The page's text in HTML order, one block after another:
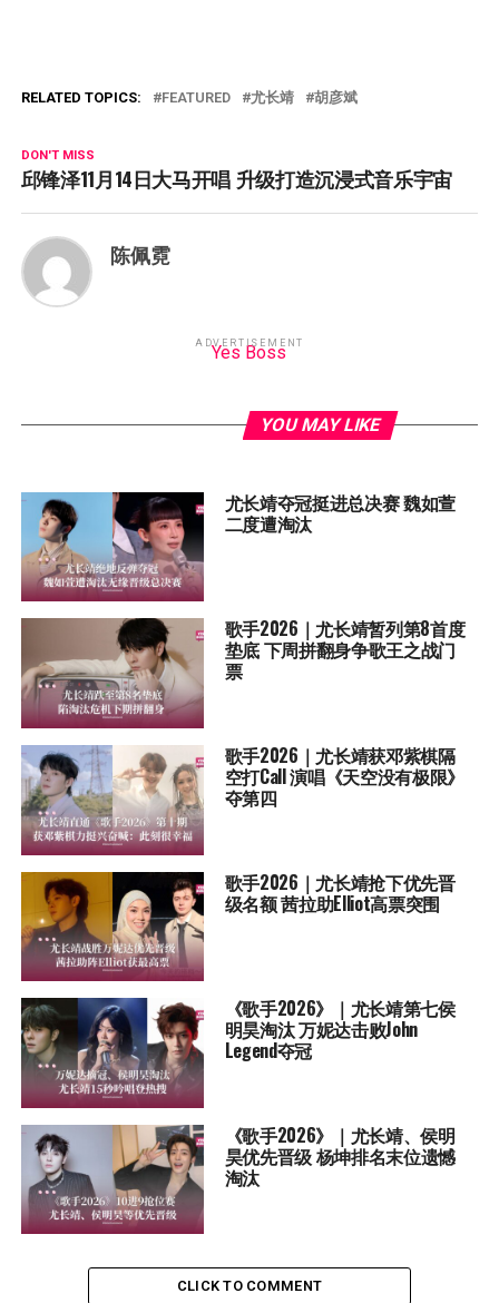
RELATED TOPICS: FEATURED 尤长靖 胡彦斌
DON'T MISS
邱锋泽11月14日大马开唱 升级打造沉浸式音乐宇宙
陈佩霓
ADVERTISEMENT
Yes Boss
YOU MAY LIKE
尤长靖夺冠挺进总决赛 魏如萱
二度遭淘汰
歌手2026｜尤长靖暂列第8首度
垫底 下周拼翻身争歌王之战门
票
歌手2026｜尤长靖获邓紫棋隔
空打Call 演唱《天空没有极限》
夺第四
歌手2026｜尤长靖抢下优先晋
级名额 茜拉助Elliot高票突围
《歌手2026》｜尤长靖第七侯
明昊淘汰 万妮达击败John
Legend夺冠
《歌手2026》｜尤长靖、侯明
昊优先晋级 杨坤排名末位遗憾
淘汰
CLICK TO COMMENT